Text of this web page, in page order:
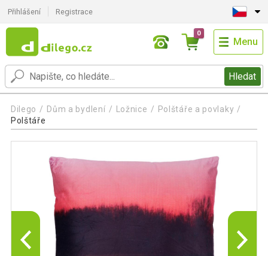
Přihlášení Registrace
Hledat
0
Menu
Dilego Dům a bydlení Ložnice
Polštáře a povlaky
Polštáře